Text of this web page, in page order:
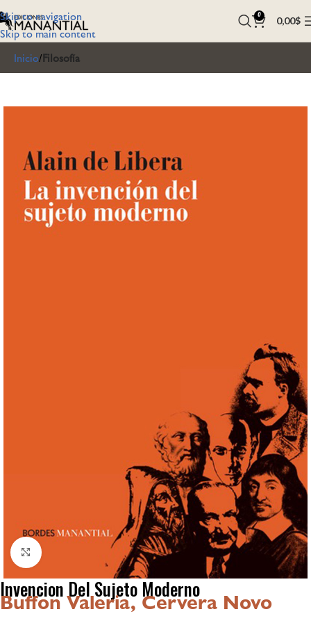
Skip to navigation
Skip to main content
0 0,00$
Inicio Filosofía
Click to enlarge
Invencion Del Sujeto Moderno
Buffon Valeria, Cervera Novo